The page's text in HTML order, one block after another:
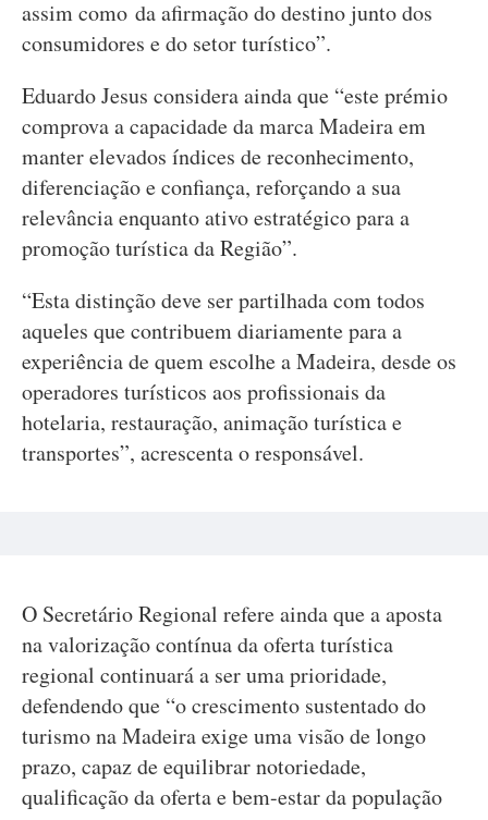
assim como da afirmação do destino junto dos
consumidores e do setor turístico”.
Eduardo Jesus considera ainda que “este prémio
comprova a capacidade da marca Madeira em
manter elevados índices de reconhecimento,
diferenciação e confiança, reforçando a sua
relevância enquanto ativo estratégico para a
promoção turística da Região”.
“Esta distinção deve ser partilhada com todos
aqueles que contribuem diariamente para a
experiência de quem escolhe a Madeira, desde os
operadores turísticos aos profissionais da
hotelaria, restauração, animação turística e
transportes”, acrescenta o responsável.
O Secretário Regional refere ainda que a aposta
na valorização contínua da oferta turística
regional continuará a ser uma prioridade,
defendendo que “o crescimento sustentado do
turismo na Madeira exige uma visão de longo
prazo, capaz de equilibrar notoriedade,
qualificação da oferta e bem-estar da população